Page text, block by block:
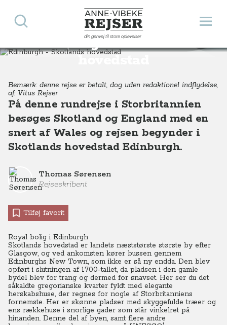
Anne-Vibeke Rejser
din genvej til store oplevelser
Åbn
Søg
Edinburgh - Skotlands
hovedstad
Destinationer Europa Skotland Edinburgh - oplevelser i Skotlands hovedstad
Bemærk: denne rejse er betalt, dog uden redaktionel indflydelse,
af: Vitus Rejser
På denne rundrejse i Storbritannien
besøges Skotland og England med en
snert af Wales og rejsen begynder i
Skotlands hovedstad Edinburgh.
Thomas Sørensen
Rejseskribent
Tilføj favorit
Royal bolig i Edinburgh
Skotlands hovedstad er landets næststørste største by efter
Glasgow, og ved ankomsten kører bussen gennem
Edinburghs New Town, som ikke er så ny endda. Den blev
opført i slutningen af 1700-tallet, da pladsen i den gamle
bydel blev for trang og dermed for snavset. Her ser du det
såkaldte gregorianske kvarter fyldt med elegante
herskabshuse, der regnes for nogle af Storbritanniens
fornemste. Her er skønne pladser med skyggefulde træer og
ens rækkehuse i snorlige gader som står vinkelret på
hinanden. Denne del af byen, samt flere andre